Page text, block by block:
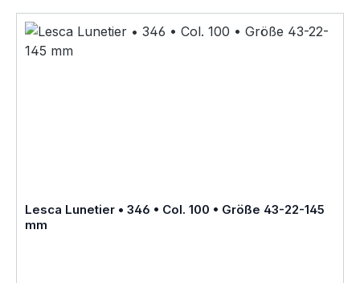
Lesca Lunetier • 346 • Col. 100 • Größe 43-22-145
mm